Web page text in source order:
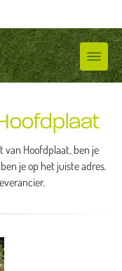
van Hoofdplaat, ben je
je op het juiste adres.